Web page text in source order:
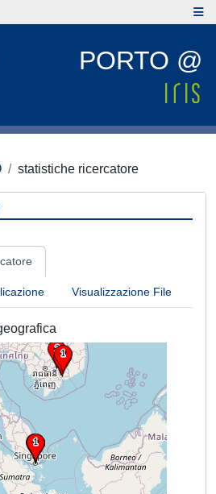
PORTO @
statistiche ricercatore
Visualizzazione File